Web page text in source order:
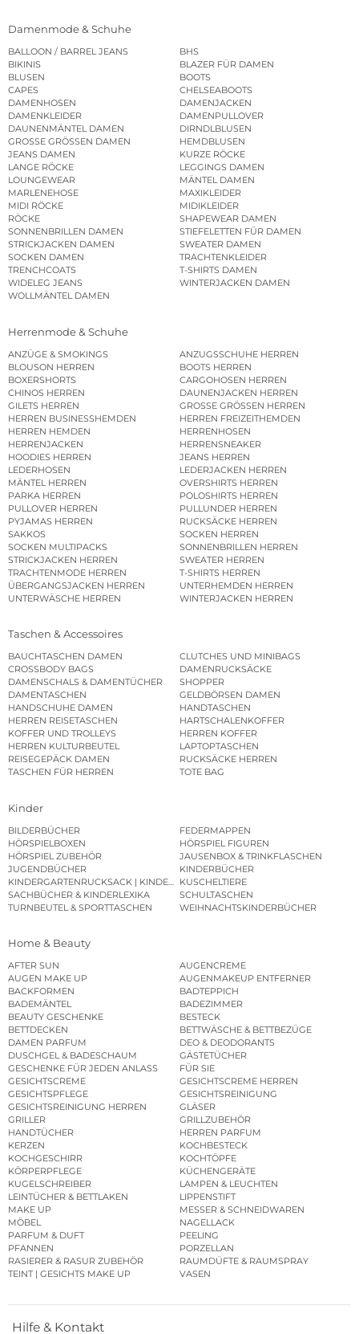
Damenmode & Schuhe
BALLOON / BARREL JEANS
BHS
BIKINIS
BLAZER FÜR DAMEN
BLUSEN
BOOTS
CAPES
CHELSEABOOTS
DAMENHOSEN
DAMENJACKEN
DAMENKLEIDER
DAMENPULLOVER
DAUNENMÄNTEL DAMEN
DIRNDLBLUSEN
GROSSE GRÖSSEN DAMEN
HEMDBLUSEN
JEANS DAMEN
KURZE RÖCKE
LANGE RÖCKE
LEGGINGS DAMEN
LOUNGEWEAR
MÄNTEL DAMEN
MARLENEHOSE
MAXIKLEIDER
MIDI RÖCKE
MIDIKLEIDER
RÖCKE
SHAPEWEAR DAMEN
SONNENBRILLEN DAMEN
STIEFELETTEN FÜR DAMEN
STRICKJACKEN DAMEN
SWEATER DAMEN
SOCKEN DAMEN
TRACHTENKLEIDER
TRENCHCOATS
T-SHIRTS DAMEN
WIDELEG JEANS
WINTERJACKEN DAMEN
WOLLMÄNTEL DAMEN
Herrenmode & Schuhe
ANZÜGE & SMOKINGS
ANZUGSSCHUHE HERREN
BLOUSON HERREN
BOOTS HERREN
BOXERSHORTS
CARGOHOSEN HERREN
CHINOS HERREN
DAUNENJACKEN HERREN
GILETS HERREN
GROSSE GRÖSSEN HERREN
HERREN BUSINESSHEMDEN
HERREN FREIZEITHEMDEN
HERREN HEMDEN
HERRENHOSEN
HERRENJACKEN
HERRENSNEAKER
HOODIES HERREN
JEANS HERREN
LEDERHOSEN
LEDERJACKEN HERREN
MÄNTEL HERREN
OVERSHIRTS HERREN
PARKA HERREN
POLOSHIRTS HERREN
PULLOVER HERREN
PULLUNDER HERREN
PYJAMAS HERREN
RUCKSÄCKE HERREN
SAKKOS
SOCKEN HERREN
SOCKEN MULTIPACKS
SONNENBRILLEN HERREN
STRICKJACKEN HERREN
SWEATER HERREN
TRACHTENMODE HERREN
T-SHIRTS HERREN
ÜBERGANGSJACKEN HERREN
UNTERHEMDEN HERREN
UNTERWÄSCHE HERREN
WINTERJACKEN HERREN
Taschen & Accessoires
BAUCHTASCHEN DAMEN
CLUTCHES UND MINIBAGS
CROSSBODY BAGS
DAMENRUCKSÄCKE
DAMENSCHALS & DAMENTÜCHER
SHOPPER
DAMENTASCHEN
GELDBÖRSEN DAMEN
HANDSCHUHE DAMEN
HANDTASCHEN
HERREN REISETASCHEN
HARTSCHALENKOFFER
KOFFER UND TROLLEYS
HERREN KOFFER
HERREN KULTURBEUTEL
LAPTOPTASCHEN
REISEGEPÄCK DAMEN
RUCKSÄCKE HERREN
TASCHEN FÜR HERREN
TOTE BAG
Kinder
BILDERBÜCHER
FEDERMAPPEN
HÖRSPIELBOXEN
HÖRSPIEL FIGUREN
HÖRSPIEL ZUBEHÖR
JAUSENBOX & TRINKFLASCHEN
JUGENDBÜCHER
KINDERBÜCHER
KINDERGARTENRUCKSACK | KINDERGARTENBEUTEL
KUSCHELTIERE
SACHBÜCHER & KINDERLEXIKA
SCHULTASCHEN
TURNBEUTEL & SPORTTASCHEN
WEIHNACHTSKINDERBÜCHER
Home & Beauty
AFTER SUN
AUGENCREME
AUGEN MAKE UP
AUGENMAKEUP ENTFERNER
BACKFORMEN
BADTEPPICH
BADEMÄNTEL
BADEZIMMER
BEAUTY GESCHENKE
BESTECK
BETTDECKEN
BETTWÄSCHE & BETTBEZÜGE
DAMEN PARFUM
DEO & DEODORANTS
DUSCHGEL & BADESCHAUM
GÄSTETÜCHER
GESCHENKE FÜR JEDEN ANLASS
FÜR SIE
GESICHTSCREME
GESICHTSCREME HERREN
GESICHTSPFLEGE
GESICHTSREINIGUNG
GESICHTSREINIGUNG HERREN
GLÄSER
GRILLER
GRILLZUBEHÖR
HANDTÜCHER
HERREN PARFUM
KERZEN
KOCHBESTECK
KOCHGESCHIRR
KOCHTÖPFE
KÖRPERPFLEGE
KÜCHENGERÄTE
KUGELSCHREIBER
LAMPEN & LEUCHTEN
LEINTÜCHER & BETTLAKEN
LIPPENSTIFT
MAKE UP
MESSER & SCHNEIDWAREN
MÖBEL
NAGELLACK
PARFUM & DUFT
PEELING
PFANNEN
PORZELLAN
RASIERER & RASUR ZUBEHÖR
RAUMDÜFTE & RAUMSPRAY
TEINT | GESICHTS MAKE UP
VASEN
Hilfe & Kontakt